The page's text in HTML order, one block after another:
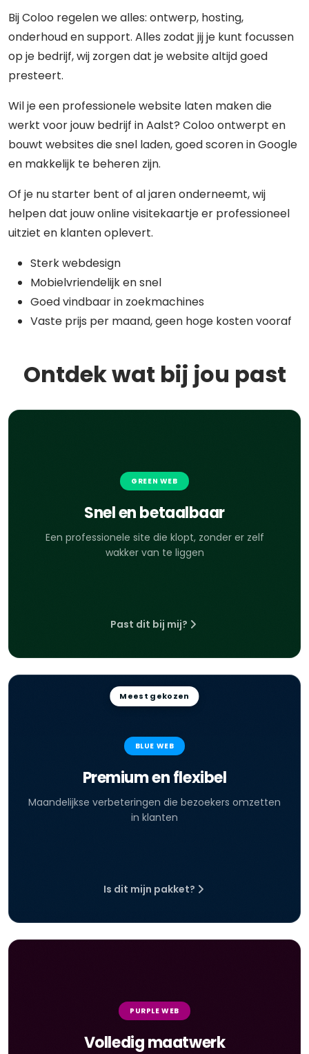
Bij Coloo regelen we alles: ontwerp, hosting,
onderhoud en support. Alles zodat jij je kunt focussen
op je bedrijf, wij zorgen dat je website altijd goed
presteert.
Wil je een professionele website laten maken die
werkt voor jouw bedrijf in Aalst? Coloo ontwerpt en
bouwt websites die snel laden, goed scoren in Google
en makkelijk te beheren zijn.
Of je nu starter bent of al jaren onderneemt, wij
helpen dat jouw online visitekaartje er professioneel
uitziet en klanten oplevert.
Sterk webdesign
Mobielvriendelijk en snel
Goed vindbaar in zoekmachines
Vaste prijs per maand, geen hoge kosten vooraf
Ontdek wat bij jou past
GREEN WEB
Snel en betaalbaar
Een professionele site die klopt, zonder er zelf
wakker van te liggen
Past dit bij mij?
Meest gekozen
BLUE WEB
Premium en flexibel
Maandelijkse verbeteringen die bezoekers omzetten
in klanten
Is dit mijn pakket?
PURPLE WEB
Volledig maatwerk